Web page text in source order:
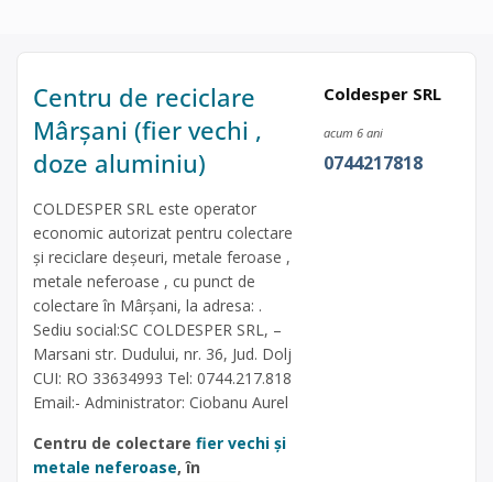
Centru de reciclare
Mârșani (fier vechi ,
doze aluminiu)
COLDESPER SRL este operator
economic autorizat pentru colectare
și reciclare deșeuri, metale feroase ,
metale neferoase , cu punct de
colectare în Mârșani, la adresa: .
Sediu social:SC COLDESPER SRL, –
Marsani str. Dudului, nr. 36, Jud. Dolj
CUI: RO 33634993 Tel: 0744.217.818
Email:- Administrator: Ciobanu Aurel
Centru de colectare fier vechi și
metale neferoase, în
Coldesper SRL
acum 6 ani
0744217818